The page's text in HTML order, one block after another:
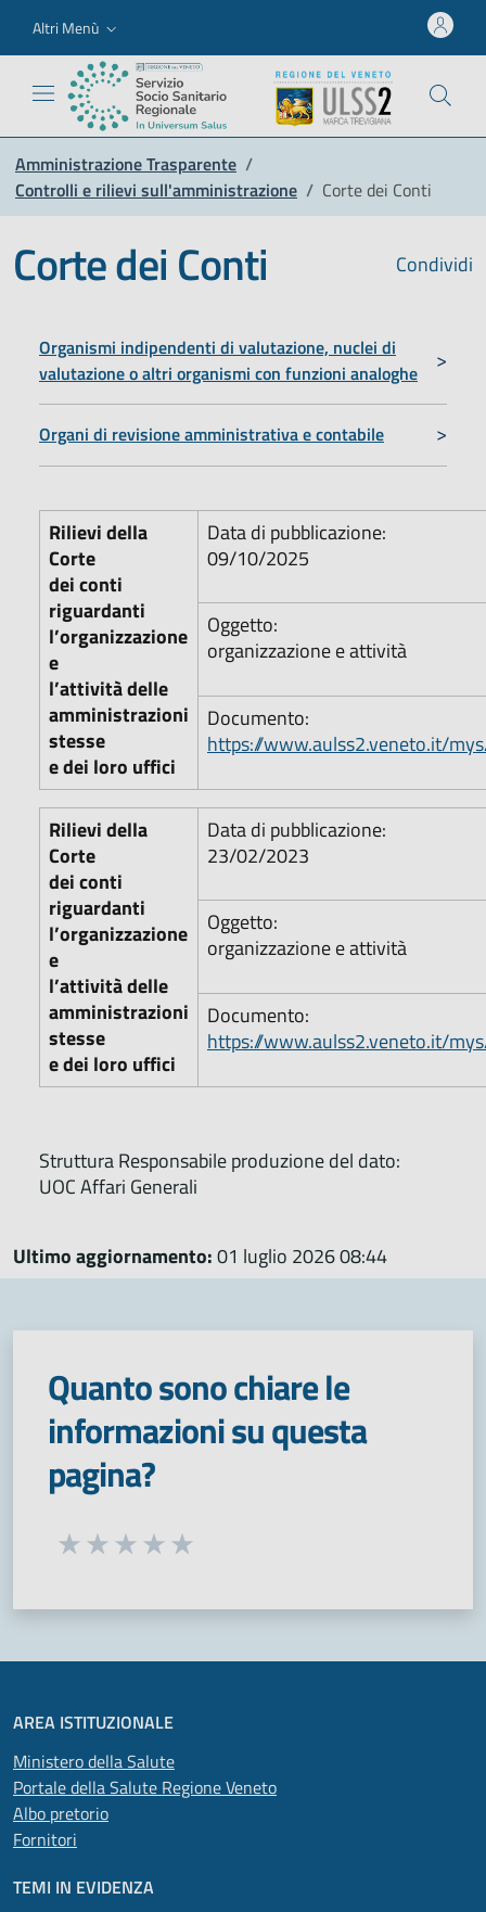
Altri Menù
Amministrazione Trasparente /
Controlli e rilievi sull'amministrazione / Corte dei Conti
Condividi
Corte dei Conti
Organismi indipendenti di valutazione, nuclei di
valutazione o altri organismi con funzioni analoghe
Organi di revisione amministrativa e contabile
Rilievi della
Corte
dei conti
riguardanti
l’organizzazione
e
l’attività delle
amministrazioni
stesse
e dei loro uffici
Data di pubblicazione:
09/10/2025
Oggetto:
organizzazione e attività
Documento:
https://www.aulss2.veneto.it/
Rilievi della
Corte
dei conti
riguardanti
l’organizzazione
e
l’attività delle
amministrazioni
stesse
e dei loro uffici
Data di pubblicazione:
23/02/2023
Oggetto:
organizzazione e attività
Documento:
https://www.aulss2.veneto.it/
Struttura Responsabile produzione del dato:
UOC Affari Generali
Ultimo aggiornamento:01 luglio 2026 08:44
Quanto sono chiare le
informazioni su questa
pagina?
Seleziona una valutazione da 1 a 5 stelle
AREA ISTITUZIONALE
Ministero della Salute
Portale della Salute Regione Veneto
Albo pretorio
Fornitori
TEMI IN EVIDENZA